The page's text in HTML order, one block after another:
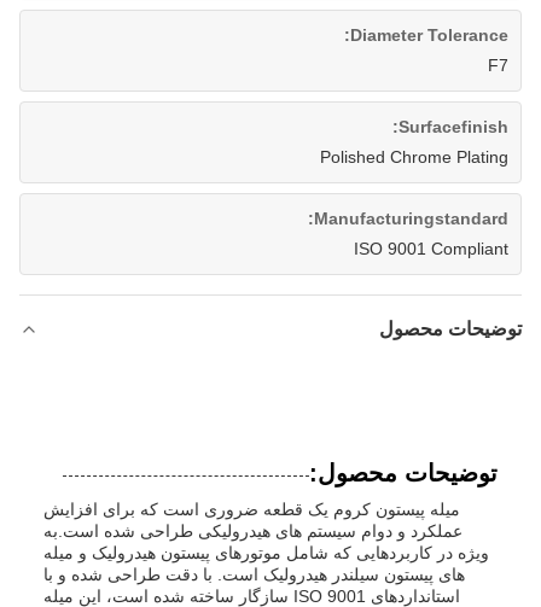
Diameter Tolerance:
F7
Surfacefinish:
Polished Chrome Plating
Manufacturingstandard:
ISO 9001 Compliant
توضیحات محصول
توضیحات محصول:
میله پیستون کروم یک قطعه ضروری است که برای افزایش
عملکرد و دوام سیستم های هیدرولیکی طراحی شده است.به
ویژه در کاربردهایی که شامل موتورهای پیستون هیدرولیک و میله
های پیستون سیلندر هیدرولیک است. با دقت طراحی شده و با
استانداردهای ISO 9001 سازگار ساخته شده است، این میله